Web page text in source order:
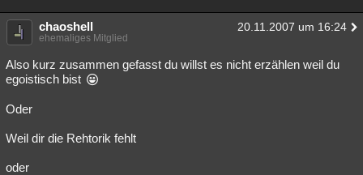
chaoshell 20.11.2007 um 16:24
ehemaliges Mitglied
Also kurz zusammen gefasst du willst es nicht erzählen weil du
egoistisch bist
Oder
Weil dir die Rehtorik fehlt
oder